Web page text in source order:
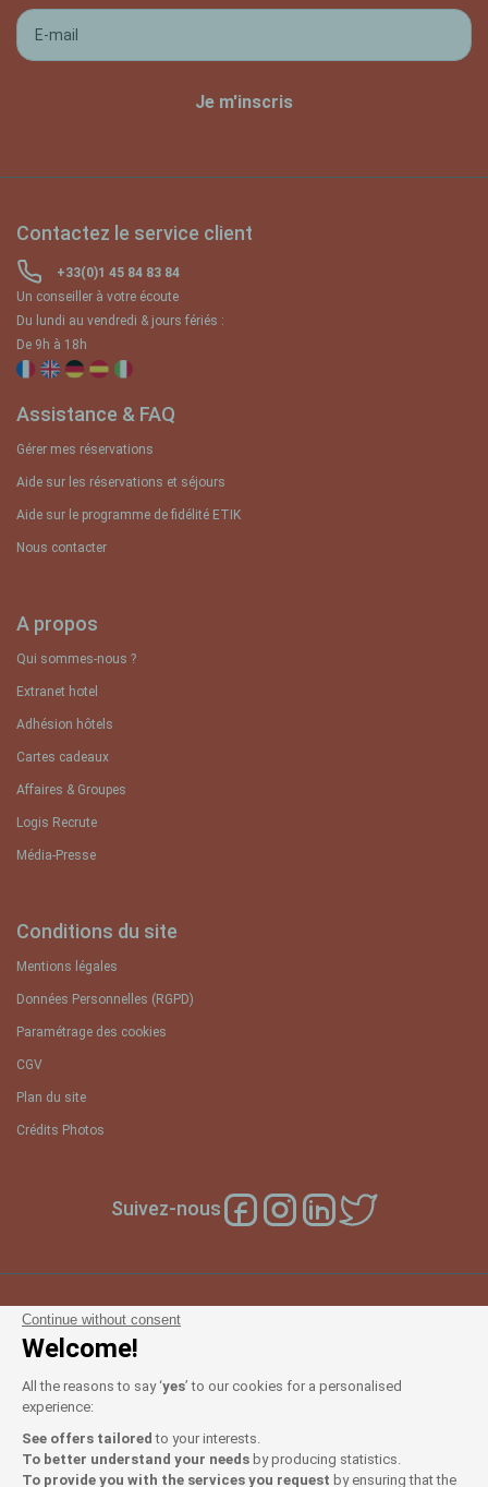
Continue without consent
Welcome!
All the reasons to say ‘yes’ to our cookies for a personalised
experience:
See offers tailored to your interests.
To better understand your needs by producing statistics.
To provide you with the services you request by ensuring that the
Contactez le service client
+33(0)1 45 84 83 84
Un conseiller à votre écoute
Du lundi au vendredi & jours fériés :
De 9h à 18h
Assistance & FAQ
Gérer mes réservations
Aide sur les réservations et séjours
Aide sur le programme de fidélité ETIK
Nous contacter
A propos
Qui sommes-nous ?
Extranet hotel
Adhésion hôtels
Cartes cadeaux
Affaires & Groupes
Logis Recrute
Média-Presse
Conditions du site
Mentions légales
Données Personnelles (RGPD)
Paramétrage des cookies
CGV
Plan du site
Crédits Photos
Suivez-nous
Notre sélection d'hotels France
et en Europe
Top Pays
Top Régions